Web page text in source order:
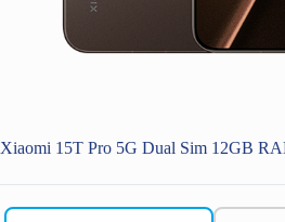
Xiaomi 15T Pro 5G Dual Sim 12GB